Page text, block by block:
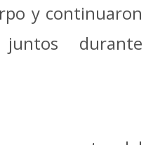
y continuaron
durante